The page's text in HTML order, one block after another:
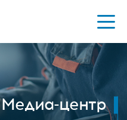
Медиа-центр